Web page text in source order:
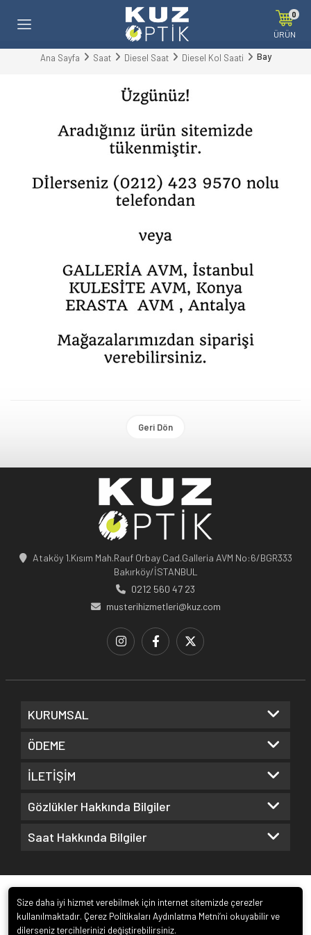
0
ÜRÜN
Ana Sayfa Saat Diesel Saat Diesel Kol Saati Bay
Geri Dön
Ataköy 1.Kısım Mah.Rauf Orbay Cad.Galleria AVM No:6/BGR333
Bakırköy/İSTANBUL
0212 560 47 23
musterihizmetleri@kuz.com
KURUMSAL
ÖDEME
İLETİŞİM
Gözlükler Hakkında Bilgiler
Saat Hakkında Bilgiler
Size daha iyi hizmet verebilmek için internet sitemizde çerezler
kullanılmaktadır. Çerez Politikaları Aydınlatma Metni’ni okuyabilir ve
dilerseniz tercihlerinizi değiştirebilirsiniz.